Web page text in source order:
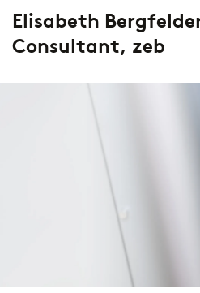
Elisabeth
Consultant, zeb